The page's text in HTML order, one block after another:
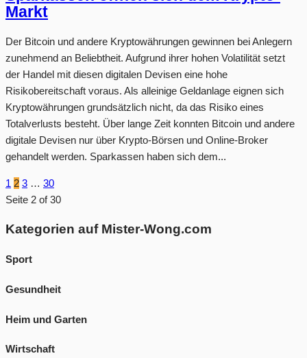
Markt
Der Bitcoin und andere Kryptowährungen gewinnen bei Anlegern
zunehmend an Beliebtheit. Aufgrund ihrer hohen Volatilität setzt
der Handel mit diesen digitalen Devisen eine hohe
Risikobereitschaft voraus. Als alleinige Geldanlage eignen sich
Kryptowährungen grundsätzlich nicht, da das Risiko eines
Totalverlusts besteht. Über lange Zeit konnten Bitcoin und andere
digitale Devisen nur über Krypto-Börsen und Online-Broker
gehandelt werden. Sparkassen haben sich dem...
1 2 3 … 30
Seite 2 of 30
Kategorien auf Mister-Wong.com
Sport
Gesundheit
Heim und Garten
Wirtschaft